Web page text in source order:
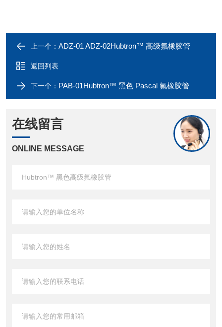
上一个： ADZ-01 ADZ-02Hubtron™ 高级氟橡胶管
返回列表
下一个： PAB-01Hubtron™ 黑色 Pascal 氟橡胶管
在线留言
ONLINE MESSAGE